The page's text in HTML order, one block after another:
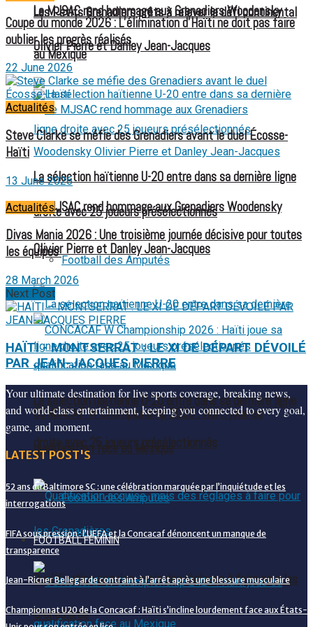
Les Petits Grenadiers prêts à relever le défi continental
au Mexique
Le MJSAC rend hommage aux Grenadiers Woodensky
Olivier Pierre et Danley Jean-Jacques
La sélection haïtienne U-20 entre dans sa dernière ligne
droite avec 25 joueurs présélectionnés
Football des Amputés
FOOTBALL FÉMININ
Le MJSAC rend hommage aux Grenadiers Woodensky
Olivier Pierre et Danley Jean-Jacques
La sélection haïtienne U-20 entre dans sa dernière ligne
droite avec 25 joueurs présélectionnés
Football des Amputés
FOOTBALL FÉMININ
CONCACAF W Championship 2026 : Haïti joue sa
qualification face au Mexique
Qualification acquise, mais des réglages à faire pour les
Grenadières
Coupe du monde 2026 : L’élimination d’Haïti ne doit pas faire
oublier les progrès réalisés
22 June 2026
Actualités
Steve Clarke se méfie des Grenadiers avant le duel Écosse-
Haïti
13 June 2026
Actualités
Divas Mania 2026 : Une troisième journée décisive pour toutes
les équipes
28 March 2026
Next Post
HAÏTI - MONTSERRAT : LE XI DE DÉPART DÉVOILÉ
PAR JEAN-JACQUES PIERRE
Your ultimate destination for live sports coverage, breaking news,
and world-class entertainment, keeping you connected to every goal,
game, and moment.
LATEST POST'S
52 ans du Baltimore SC : une célébration marquée par l’inquiétude et les
interrogations
FIFA sous pression : l’UEFA et la Concacaf dénoncent un manque de
transparence
Jean-Ricner Bellegarde contraint à l’arrêt après une blessure musculaire
Championnat U20 de la Concacaf : Haïti s’incline lourdement face aux États-